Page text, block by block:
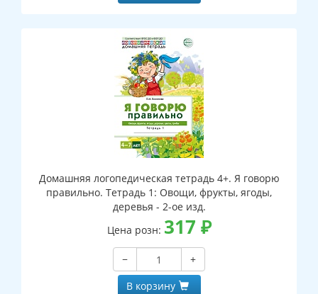
Домашняя логопедическая тетрадь 4+. Я говорю
правильно. Тетрадь 1: Овощи, фрукты, ягоды,
деревья - 2-ое изд.
Цена розн: 317 ₽
−
+
В корзину